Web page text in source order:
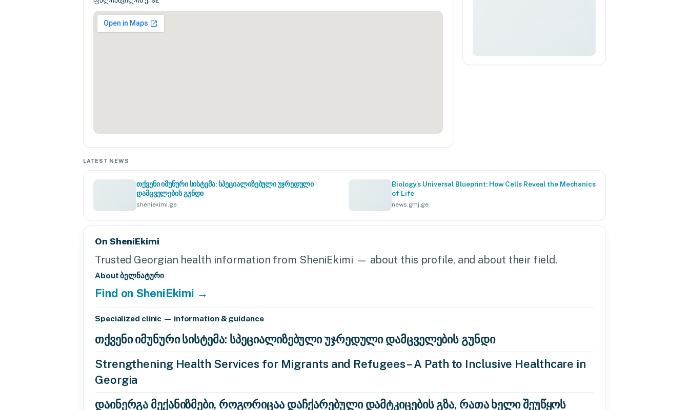
LATEST NEWS
თქვენი იმუნური სისტემა: სპეციალიზებული უჯრედული
დამცველების გუნდი
sheniekimi.ge
Biology’s Universal Blueprint: How Cells Reveal the Mechanics
of Life
news.gmj.ge
On SheniEkimi
Trusted Georgian health information from SheniEkimi — about this profile, and about their field.
About ბელნატური
Find on SheniEkimi →
Specialized clinic — information & guidance
თქვენი იმუნური სისტემა: სპეციალიზებული უჯრედული დამცველების გუნდი
Strengthening Health Services for Migrants and Refugees – A Path to Inclusive Healthcare in
Georgia
დაინერგა მექანიზმები, როგორიცაა დაჩქარებული დამტკიცების გზა, რათა ხელი შეუწყოს